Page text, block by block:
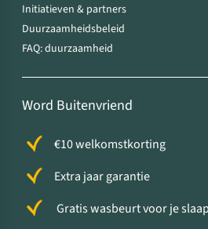
Initiatieven & partners
Duurzaamheidsbeleid
FAQ: duurzaamheid
Word Buitenvriend
€10 welkomstkorting
Extra jaar garantie
Gratis wasbeurt voor je